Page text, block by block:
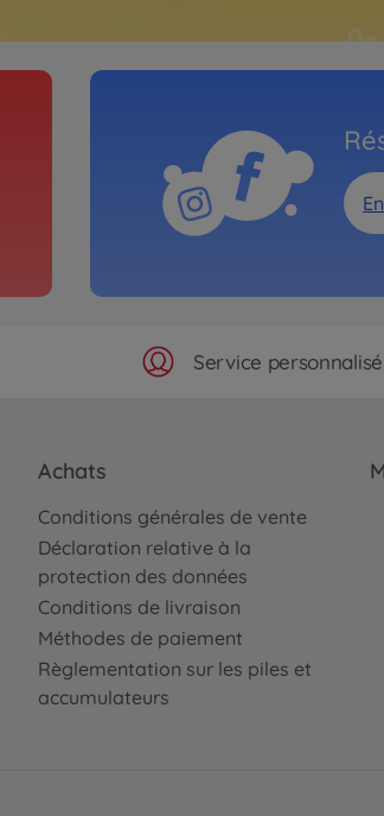
Service personnalisé
Achats
Conditions générales de vente
Déclaration relative à la
protection des données
Conditions de livraison
Méthodes de paiement
Règlementation sur les piles et
accumulateurs